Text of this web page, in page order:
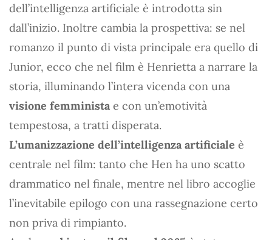
dell’intelligenza artificiale è introdotta sin
dall’inizio. Inoltre cambia la prospettiva: se nel
romanzo il punto di vista principale era quello di
Junior, ecco che nel film è Henrietta a narrare la
storia, illuminando l’intera vicenda con una
visione femminista e con un’emotività
tempestosa, a tratti disperata.
L’umanizzazione dell’intelligenza artificiale è
centrale nel film: tanto che Hen ha uno scatto
drammatico nel finale, mentre nel libro accoglie
l’inevitabile epilogo con una rassegnazione certo
non priva di rimpianto.